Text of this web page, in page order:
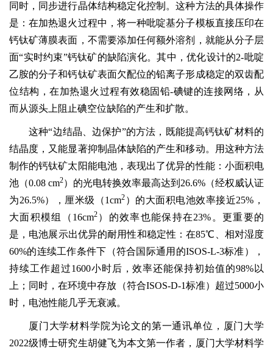
同时，同步进行晶体结构稳定化控制。这种方法的具体操作
是：在加热退火过程中，将一种吡啶基分子模板直接压印在
钙钛矿薄膜表面，不需要添加任何额外溶剂，就能从分子层
面“实时约束”钙钛矿的缺陷演化。其中，优化设计的2-吡啶
乙胺的分子和钙钛矿表面欠配位的铅离子形成稳定的双齿配
位结构，在加热退火过程有效稳固铅-碘键的连接网络，从
而从源头上阻止碘空位缺陷的产生和扩散。
这种“边结晶、边保护”的方法，既能提高钙钛矿材料的
结晶度，又能显著抑制晶体缺陷的产生和移动。用这种方法
制作的钙钛矿太阳能电池，表现出了优异的性能：小面积电
池（0.08 cm2）的光电转换效率最高达到26.6%（经权威认证
为26.5%），厘米级（1cm2 ）的大面积电池效率接近25%，
大面积模组（16cm2 ）的效率也能保持在23%。更重要的
是，电池展示出优异的耐用性和稳定性：在85℃、相对湿度
60%的连续工作条件下（符合国际通用的ISOS-L-3标准），
持续工作超过1600小时后，效率还能保持初始值的98%以
上；同时，在环境中存放（符合ISOS-D-1标准）超过5000小
时，电池性能几乎无衰减。
厦门大学材料学院为论文的第一通讯单位，厦门大学
2022级博士研究生胡健飞为本文第一作者，厦门大学材料学